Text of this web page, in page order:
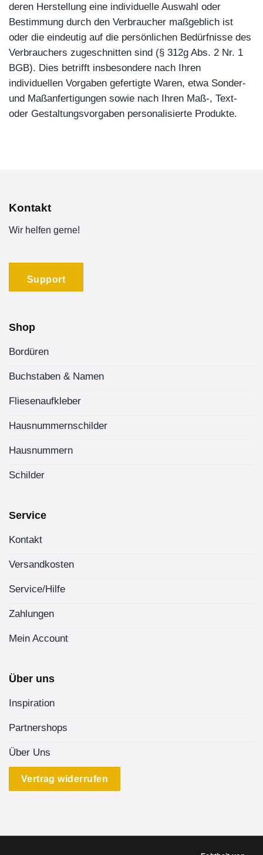
deren Herstellung eine individuelle Auswahl oder
Bestimmung durch den Verbraucher maßgeblich ist
oder die eindeutig auf die persönlichen Bedürfnisse des
Verbrauchers zugeschnitten sind (§ 312g Abs. 2 Nr. 1
BGB). Dies betrifft insbesondere nach Ihren
individuellen Vorgaben gefertigte Waren, etwa Sonder-
und Maßanfertigungen sowie nach Ihren Maß-, Text-
oder Gestaltungsvorgaben personalisierte Produkte.
Kontakt
Wir helfen gerne!
Support
Shop
Bordüren
Buchstaben & Namen
Fliesenaufkleber
Hausnummernschilder
Hausnummern
Schilder
Service
Kontakt
Versandkosten
Service/Hilfe
Zahlungen
Mein Account
Über uns
Inspiration
Partnershops
Über Uns
Vertrag widerrufen